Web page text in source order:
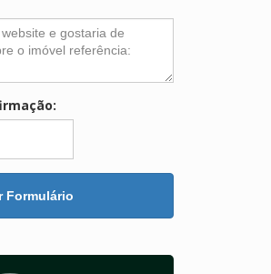
Formulário